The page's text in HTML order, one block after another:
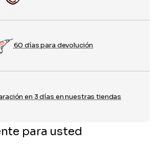
60 días para devolución
en 3 días en nuestras tiendas
para usted